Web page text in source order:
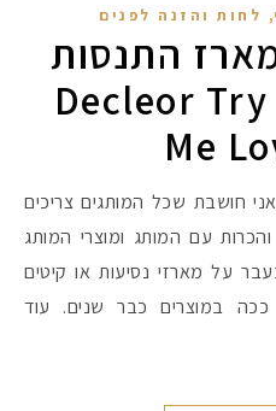
, לחות והזנה לפנים
התנסות
של דקלאור | Decleor Try
Me
עם המותג ומוצרי המותג
על מארזי נסיעות או קיטים
במוצרים כבר שנים. עוד